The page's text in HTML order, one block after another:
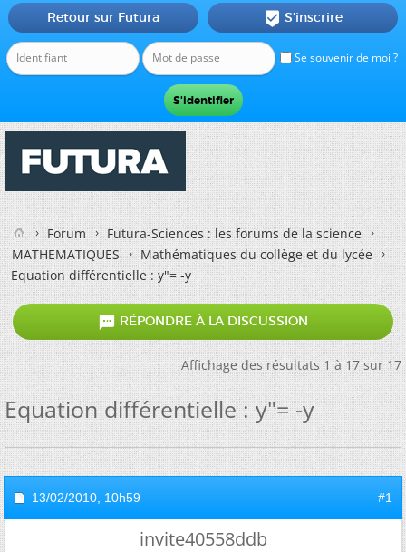
Se souvenir de moi ?
Retour sur Futura  S'inscrire
Forum
Futura-Sciences : les forums de la science
MATHEMATIQUES
Mathématiques du collège et du lycée
Equation différentielle : y"= -y
 RÉPONDRE À LA DISCUSSION
Affichage des résultats 1 à 17 sur 17
Equation différentielle : y"= -y
13/02/2010, 10h59 #1
invite40558ddb